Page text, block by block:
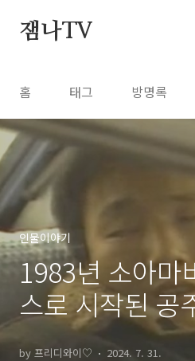
잼나TV
홈 태그 방명록
인물이야기
1983년 소아마
스로 시작된 공
추억 연쇄살인범
by 프리디와이♡ 2024. 7. 31.